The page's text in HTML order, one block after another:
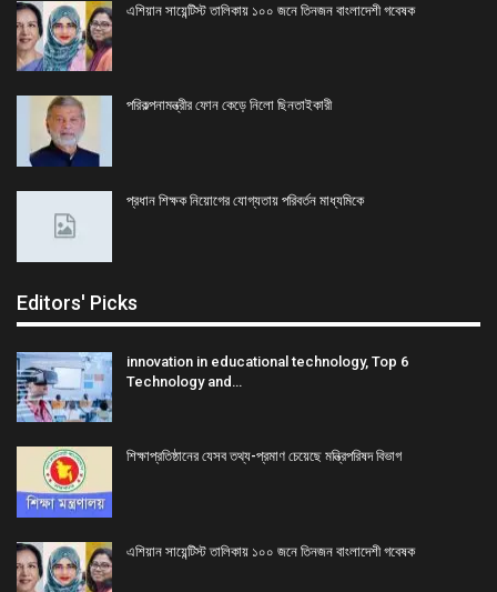
এশিয়ান সায়েন্টিস্ট তালিকায় ১০০ জনে তিনজন বাংলাদেশী গবেষক
পরিকল্পনামন্ত্রীর ফোন কেড়ে নিলো ছিনতাইকারী
প্রধান শিক্ষক নিয়োগের যোগ্যতায় পরিবর্তন মাধ্যমিকে
Editors' Picks
innovation in educational technology, Top 6
Technology and…
শিক্ষাপ্রতিষ্ঠানের যেসব তথ্য-প্রমাণ চেয়েছে মন্ত্রিপরিষদ বিভাগ
এশিয়ান সায়েন্টিস্ট তালিকায় ১০০ জনে তিনজন বাংলাদেশী গবেষক